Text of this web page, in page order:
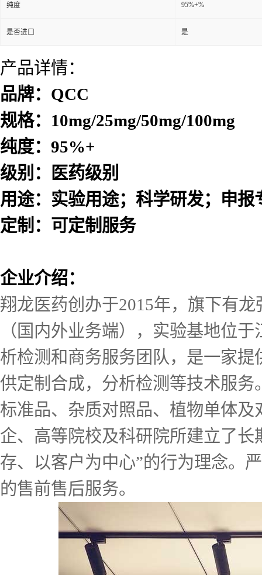
纯度 95%+%
是否进口 是
产品详情：
品牌：QCC
规格：10mg/25mg/50mg/100mg
纯度：95%+
级别：医药级别
用途：实验用途；科学研发；申报
定制：可定制服务
企业介绍：
翔龙医药创办于2015年，旗下有
（国内外业务端），实验基地位
析检测和商务服务团队，是一家
供定制合成，分析检测等技术服务
标准品、杂质对照品、植物单体
企、高等院校及科研院所建立了
存、以客户为中心”的行为理念。
的售前售后服务。